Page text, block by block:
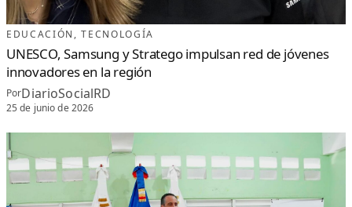
EDUCACIÓN , TECNOLOGÍA
UNESCO, Samsung y Stratego impulsan red de jóvenes
innovadores en la región
PorDiarioSocialRD
25 de junio de 2026